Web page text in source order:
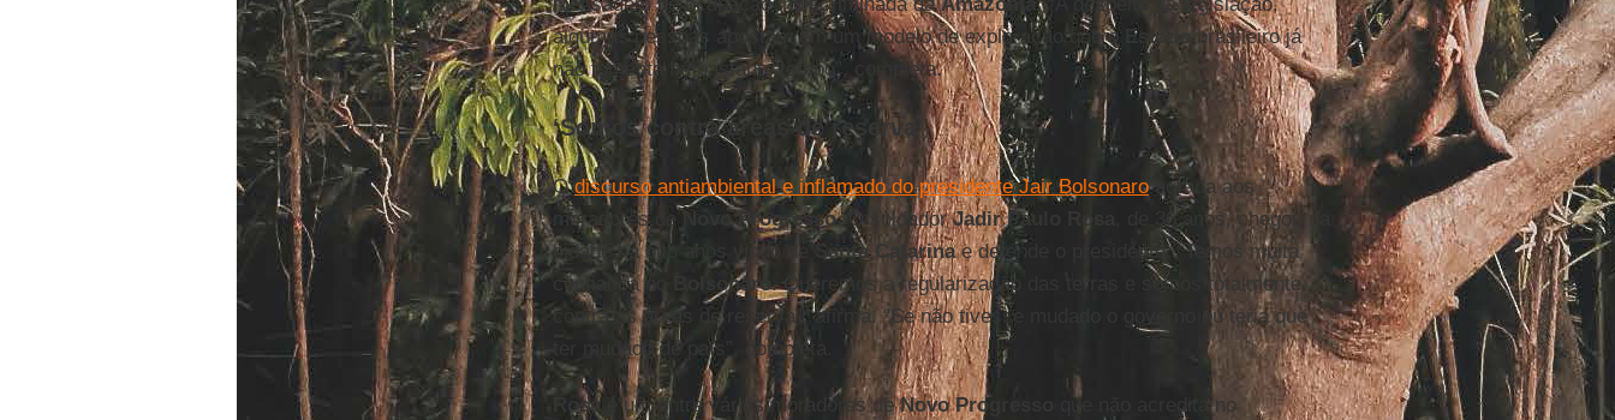
algumas pessoas apostam em um modelo de exploração que o Estadobrasileiro já
não fomenta há bastante tempo”, completa.
‘Somos contra áreas de reserva’
Odiscurso antiambiental e inflamado do presidente Jair Bolsonaroagrada aos
moradores de Novo Progresso. O soldadorJadir Paulo Rosa
, de 36 anos, chegou na
cidade há oito anos vindo deSanta Catarinae defende o presidente. “Temos muita
confiança no
Bolsonaro. Queremos a regularização das terras e somos totalmente
contra as áreas de reserva”, afirma. “Se não tivesse mudado o governo eu teria que
ter mudado de país”, completa.
Rosaé um entre vários moradores deNovo Progresso
que não acredita no